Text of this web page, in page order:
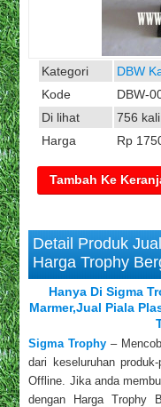
Kategori
DBW
Kode
DBW-
Di lihat
756 kali
Harga
Rp
Detail Produk
Harga Trophy
Hanya Di Sigma
Marmer,Jual Piala
Sigma Trophy –
dari keseluruhan
Offline. Jika anda
dengan Harga Trophy